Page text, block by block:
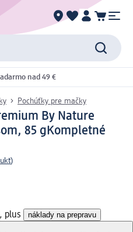
nad 49 €
Pochúťky pre mačky
By Nature
85 g Kompletné
)
plus náklady na prepravu